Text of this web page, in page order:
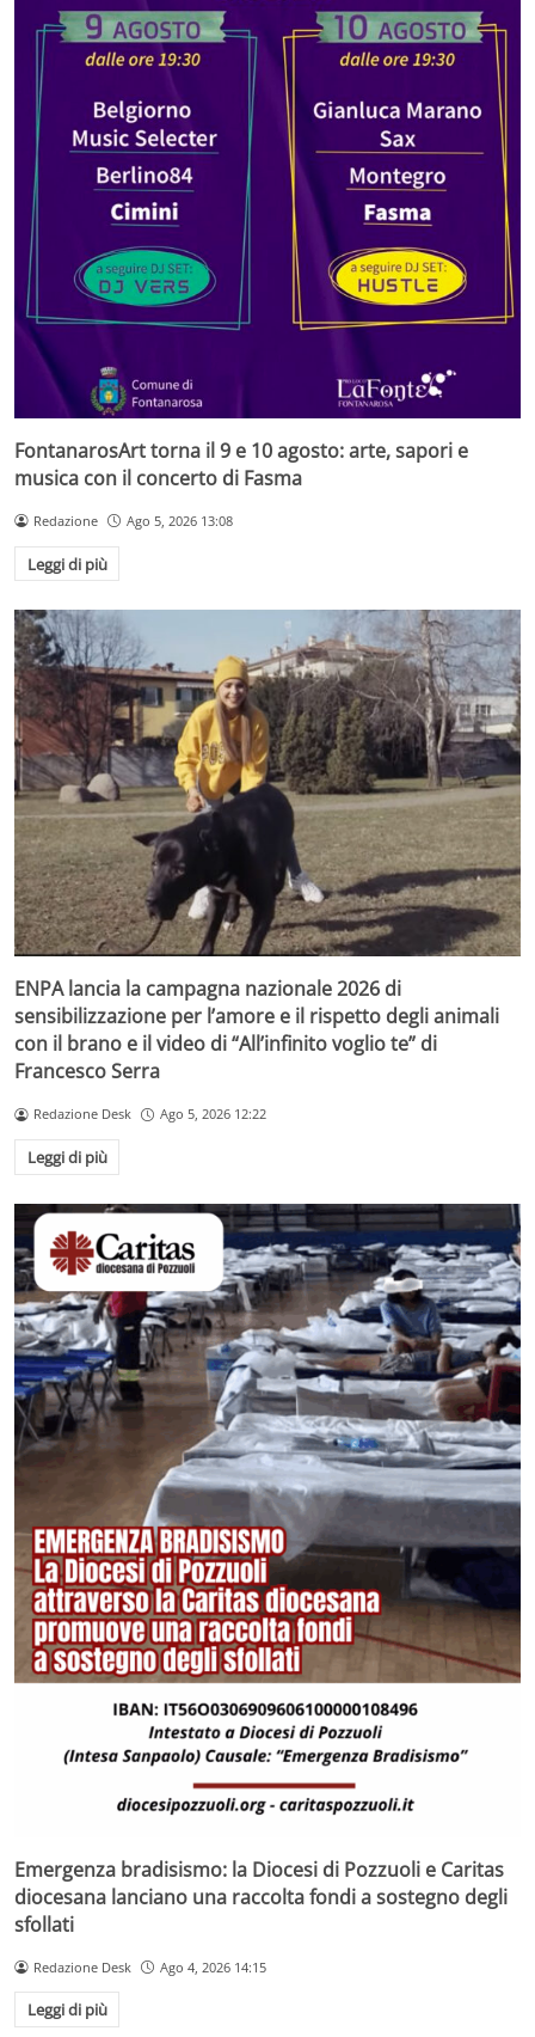
FontanarosArt torna il 9 e 10 agosto: arte, sapori e
musica con il concerto di Fasma
Redazione Ago 5, 2026 13:08
Leggi di più
ENPA lancia la campagna nazionale 2026 di
sensibilizzazione per l’amore e il rispetto degli animali
con il brano e il video di “All’infinito voglio te” di
Francesco Serra
Redazione Desk Ago 5, 2026 12:22
Leggi di più
Emergenza bradisismo: la Diocesi di Pozzuoli e Caritas
diocesana lanciano una raccolta fondi a sostegno degli
sfollati
Redazione Desk Ago 4, 2026 14:15
Leggi di più